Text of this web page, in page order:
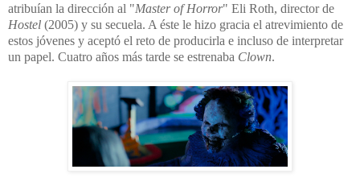
atribuían la dirección al "Master of Horror" Eli Roth, director de
Hostel (2005) y su secuela. A éste le hizo gracia el atrevimiento de
estos jóvenes y aceptó el reto de producirla e incluso de interpretar
un papel. Cuatro años más tarde se estrenaba Clown.